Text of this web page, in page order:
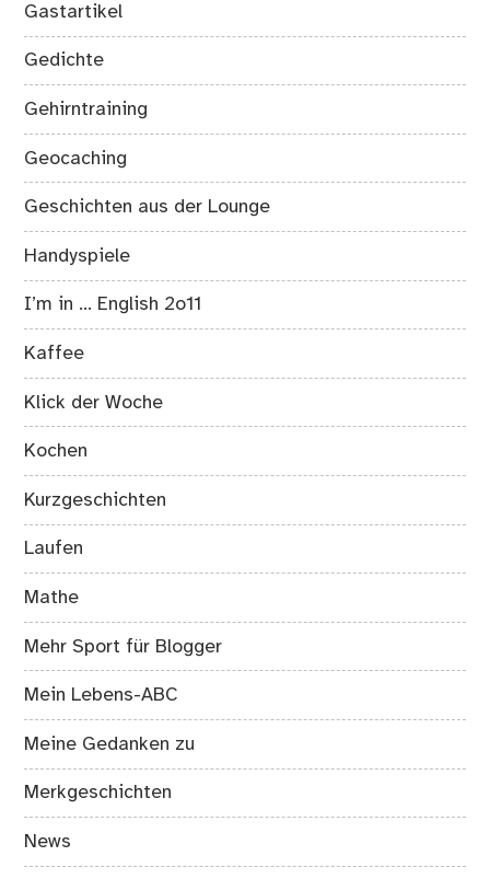
Gastartikel
Gedichte
Gehirntraining
Geocaching
Geschichten aus der Lounge
Handyspiele
I’m in … English 2o11
Kaffee
Klick der Woche
Kochen
Kurzgeschichten
Laufen
Mathe
Mehr Sport für Blogger
Mein Lebens-ABC
Meine Gedanken zu
Merkgeschichten
News